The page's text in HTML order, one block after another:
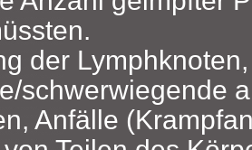
der Lymphknoten,
schwerwiegende
Anfälle